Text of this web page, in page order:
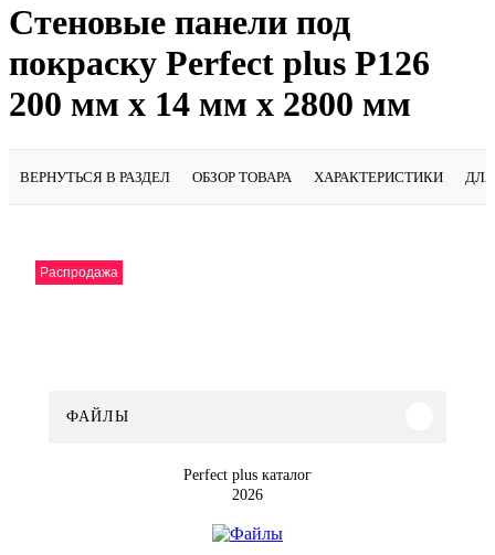
Стеновые панели под
покраску Perfect plus P126
200 мм х 14 мм х 2800 мм
ВЕРНУТЬСЯ В РАЗДЕЛ ОБЗОР ТОВАРА ХАРАКТЕРИСТИКИ
Распродажа
ФАЙЛЫ
Perfect plus каталог
2026